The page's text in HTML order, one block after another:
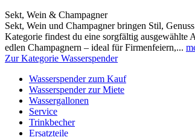
Sekt, Wein & Champagner
Sekt, Wein und Champagner bringen Stil,
Kategorie findest du eine sorgfältig ausgewählte
edlen Champagnern – ideal für Firmenfeiern,...
Zur Kategorie Wasserspender
Wasserspender zum Kauf
Wasserspender zur Miete
Wassergallonen
Service
Trinkbecher
Ersatzteile